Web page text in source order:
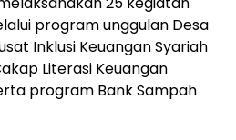
program unggulan Desa
Inklusi Keuangan Syariah
Literasi Keuangan
program Bank Sampah